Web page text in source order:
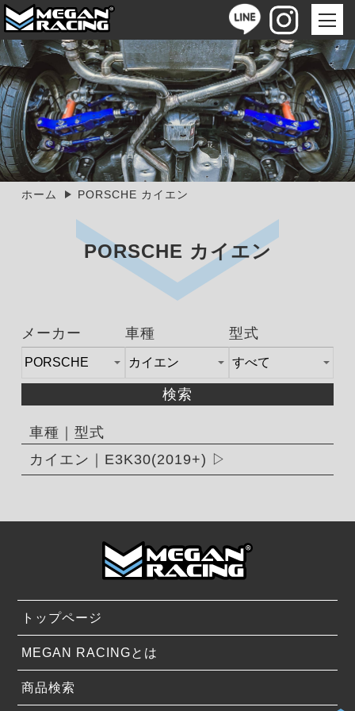
ホーム PORSCHE カイエン
PORSCHE カイエン
メーカー 車種 型式
検索
車種｜型式
カイエン｜E3K30(2019+)
トップページ
MEGAN RACINGとは
商品検索